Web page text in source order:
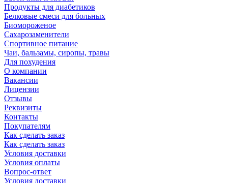
Продукты для диабетиков
Белковые смеси для больных
Биомороженое
Сахарозаменители
Спортивное питание
Чаи, бальзамы, сиропы, травы
Для похудения
О компании
Вакансии
Лицензии
Отзывы
Реквизиты
Контакты
Покупателям
Как сделать заказ
Как сделать заказ
Условия доставки
Условия оплаты
Вопрос-ответ
Условия доставки